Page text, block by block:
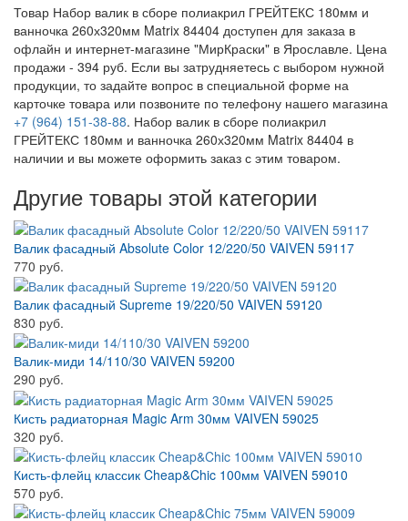
Товар Набор валик в сборе полиакрил ГРЕЙТЕКС 180мм и
ванночка 260х320мм Matrix 84404 доступен для заказа в
офлайн и интернет-магазине "МирКраски" в Ярославле. Цена
продажи - 394 руб. Если вы затрудняетесь с выбором нужной
продукции, то задайте вопрос в специальной форме на
карточке товара или позвоните по телефону нашего магазина
+7 (964) 151-38-88. Набор валик в сборе полиакрил
ГРЕЙТЕКС 180мм и ванночка 260х320мм Matrix 84404 в
наличии и вы можете оформить заказ с этим товаром.
Другие товары этой категории
Валик фасадный Absolute Color 12/220/50 VAIVEN 59117
770 руб.
Валик фасадный Supreme 19/220/50 VAIVEN 59120
830 руб.
Валик-миди 14/110/30 VAIVEN 59200
290 руб.
Кисть радиаторная Magic Arm 30мм VAIVEN 59025
320 руб.
Кисть-флейц классик Cheap&Chic 100мм VAIVEN 59010
570 руб.